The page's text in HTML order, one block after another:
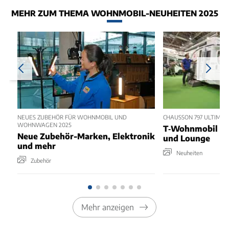
MEHR ZUM THEMA WOHNMOBIL-NEUHEITEN 2025
NEUES ZUBEHÖR FÜR WOHNMOBIL UND
WOHNWAGEN 2025
Neue Zubehör-Marken, Elektronik
und mehr
Zubehör
CHAUSSON 797
T‑Wohnmobil
und Lounge
Neuheiten
Mehr anzeigen